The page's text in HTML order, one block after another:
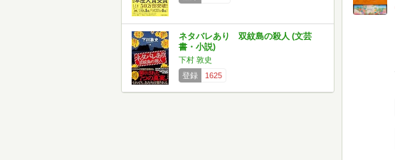
ネタバレあり 双紋島の殺人 (文芸
書・小説)
下村 敦史
登録
1625